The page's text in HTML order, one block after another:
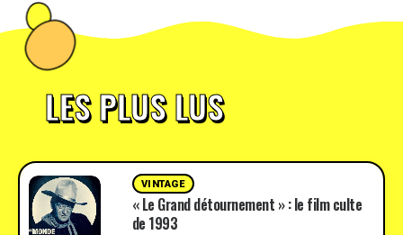
LES PLUS LUS
VINTAGE
« Le Grand détournement » : le film culte
de 1993